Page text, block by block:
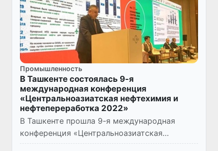
Промышленность
В Ташкенте состоялась 9-я
международная конференция
«Центральноазиатская нефтехимия и
нефтепереработка 2022»
В Ташкенте прошла 9-я международная
конференция «Центральноазиатская
нефтехимия и нефтепереработка 2022»,